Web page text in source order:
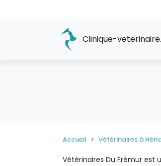
Clinique-
Accueil Vétérinaires à
Vétérinaires Du Frémur est